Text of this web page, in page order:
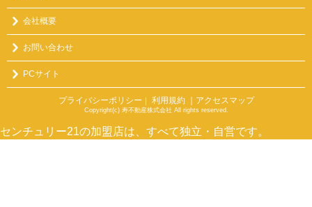
会社概要
お問い合わせ
PCサイト
プライバシーポリシー ｜ 利用規約 ｜アクセスマップ
Copyright(c) 寿不動産株式会社 All rights reserved.
センチュリー21の加盟店は、すべて独立・自営です。